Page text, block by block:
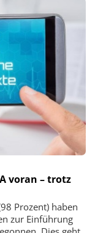
voran – trotz
Prozent) haben
zur Einführung